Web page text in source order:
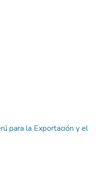
para la Exportación y el